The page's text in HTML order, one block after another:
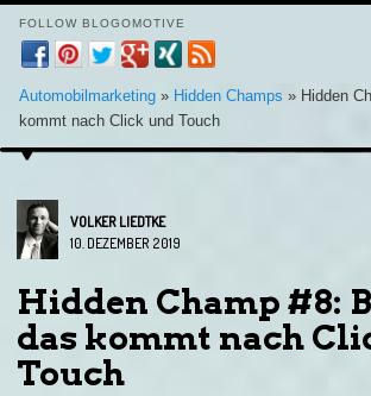
FOLLOW BLOGOMOTIVE
Automobilmarketing » Hidden Champs » Hidden
kommt nach Click und Touch
VOLKER LIEDTKE
10. DEZEMBER 2019
Hidden Champ #8:
das kommt nach
Touch